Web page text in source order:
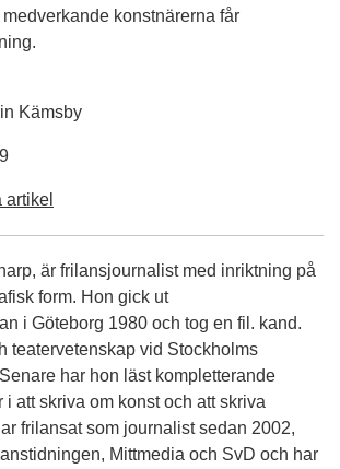
konstnärerna får
Kämsby
artikel
är frilansjournalist med inriktning på
form. Hon gick ut
i Göteborg 1980 och tog en fil. kand.
teatervetenskap vid Stockholms
har hon läst kompletterande
i att skriva om konst och att skriva
frilansat som journalist sedan 2002,
Mittmedia och SvD och har